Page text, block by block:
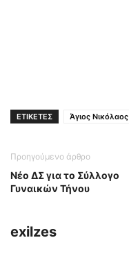
ΕΤΙΚΕΤΕΣ Άγιος Νικόλαος
Προηγούμενο άρθρο
Νέο ΔΣ για το Σύλλογο
Γυναικών Τήνου
exilzes